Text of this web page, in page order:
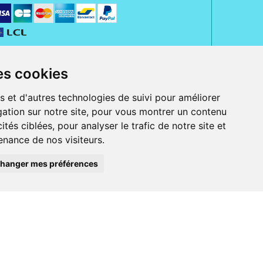
cookies
et d'autres technologies de suivi pour améliorer
sur notre site, pour vous montrer un contenu
ciblées, pour analyser le trafic de notre site et
de nos visiteurs.
mes préférences
Jeanne d' Harcourt, 80300 Albert.
ordonnance.
et iPod touch), ou sur Google Play (pour Androïd 5.0 ou version
Bancontact, PayPal.